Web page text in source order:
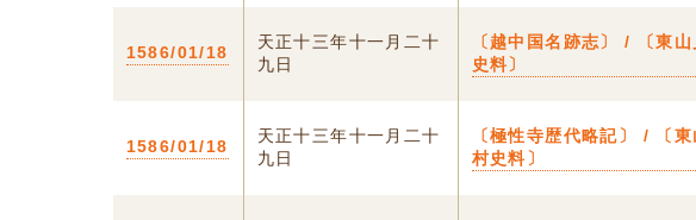
1586/01/18
天正十三年十一月二十
九日
〔越中国名跡志〕 / 〔東
史料〕
1586/01/18
天正十三年十一月二十
九日
〔極性寺歴代略記〕 / 〔東
村史料〕